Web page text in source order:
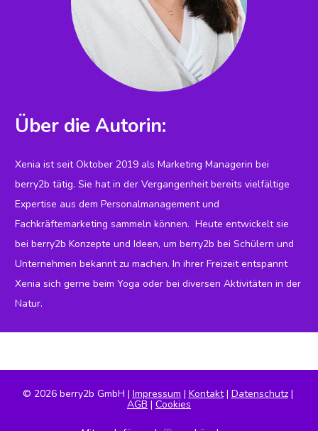
Über die Autorin:
Xenia ist seit Oktober 2019 als Marketing Managerin bei
berry2b tätig. Sie hat in der Vergangenheit bereits vielfältige
Expertise aus dem Personalmanagement und
Fachkräftemarketing sammeln können.  Heute entwickelt sie
bei berry2b Konzepte und Ideen, um berry2b bei Schülern und
Unternehmen bekannt zu machen. In ihrer Freizeit entspannt
Xenia sich gerne beim Yoga oder bei diversen Aktivitäten in der
Natur.
© 2026 berry2b GmbH | Impressum | Kontakt | Datenschutz
AGB | Cookies